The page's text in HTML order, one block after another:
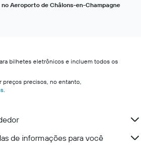
Aeroporto de Châlons-en-Champagne
bilhetes eletrônicos e incluem todos os
preços precisos, no entanto,
de informações para você